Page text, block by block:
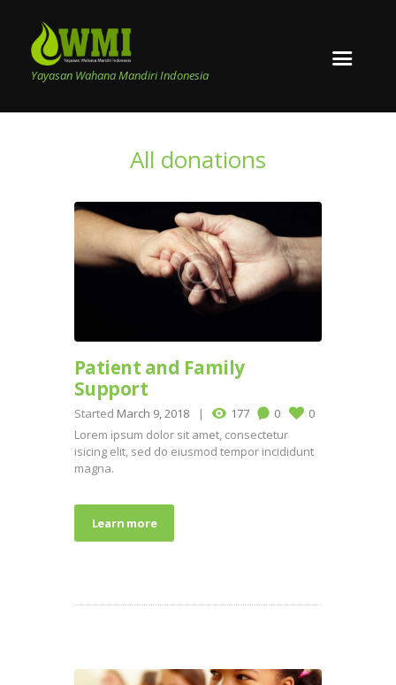
Yayasan Wahana Mandiri Indonesia
All donations
Patient and Family
Support
Started March 9, 2018 177 0
0
Lorem ipsum dolor sit amet, consectetur
isicing elit, sed do eiusmod tempor incididunt
magna.
Learn more